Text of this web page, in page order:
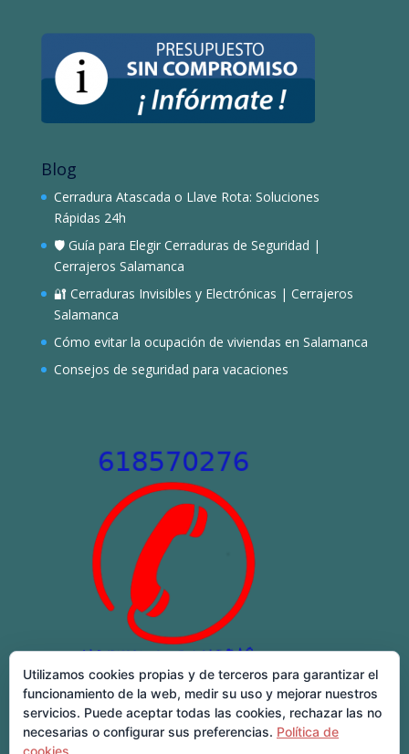
Blog
Cerradura Atascada o Llave Rota: Soluciones
Rápidas 24h
🛡️ Guía para Elegir Cerraduras de Seguridad |
Cerrajeros Salamanca
🔐 Cerraduras Invisibles y Electrónicas | Cerrajeros
Salamanca
Cómo evitar la ocupación de viviendas en Salamanca
Consejos de seguridad para vacaciones
Utilizamos cookies propias y de terceros para garantizar el
funcionamiento de la web, medir su uso y mejorar nuestros
servicios. Puede aceptar todas las cookies, rechazar las no
necesarias o configurar sus preferencias. Política de
cookies